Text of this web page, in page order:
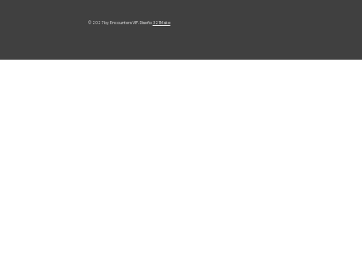
© 2027 by Encounters VIP. Diseño321Make